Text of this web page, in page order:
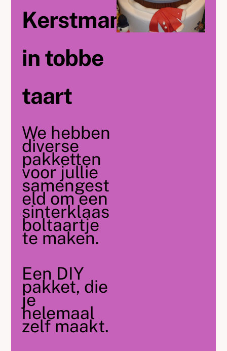
Kerstman
in tobbe
taart
We hebben
diverse
pakketten
voor jullie
samengest
eld om een
sinterklaas
boltaartje
te maken.
Een DIY
pakket, die
je
helemaal
zelf maakt.